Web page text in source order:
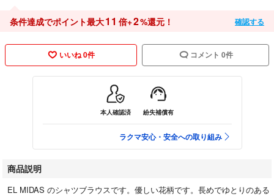
条件達成でポイント最大11 倍+2%還元！ 確認する
いいね 0件 コメント 0件
本人確認済 紛失補償有
ラクマ安心・安全への取り組み
商品説明
EL MIDAS のシャツブラウスです。優しい花柄です。長めでゆとりのある